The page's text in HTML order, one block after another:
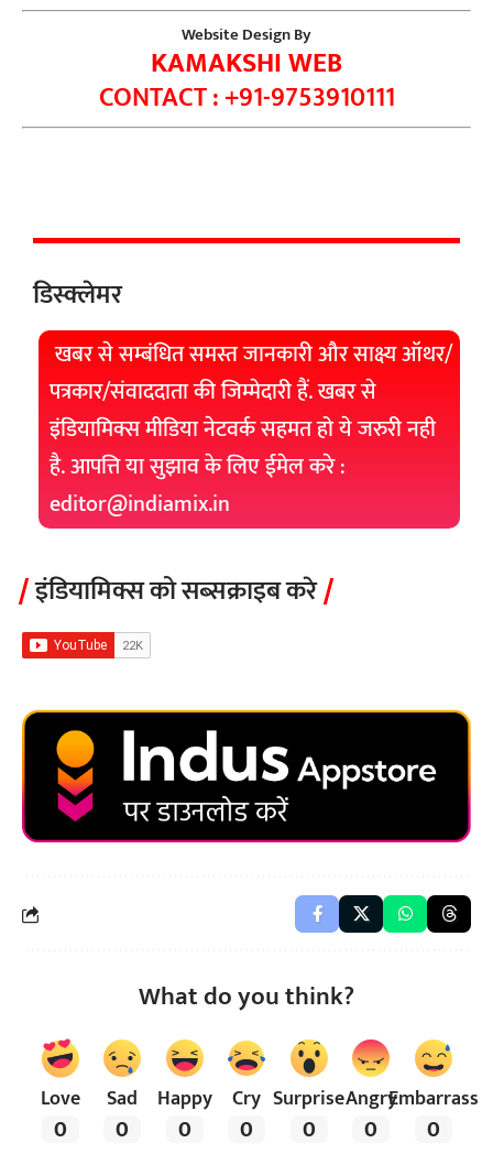
Website Design By
KAMAKSHI WEB
CONTACT : +91-9753910111
डिस्क्लेमर
खबर से सम्बंधित समस्त जानकारी और साक्ष्य ऑथर/
पत्रकार/संवाददाता की जिम्मेदारी हैं. खबर से
इंडियामिक्स मीडिया नेटवर्क सहमत हो ये जरुरी नही
है. आपत्ति या सुझाव के लिए ईमेल करे :
editor@indiamix.in
इंडियामिक्स को सब्सक्राइब करे
What do you think?
Love
0
Sad
0
Happy
0
Cry
0
Surprise
0
Angry
0
Embarrass
0